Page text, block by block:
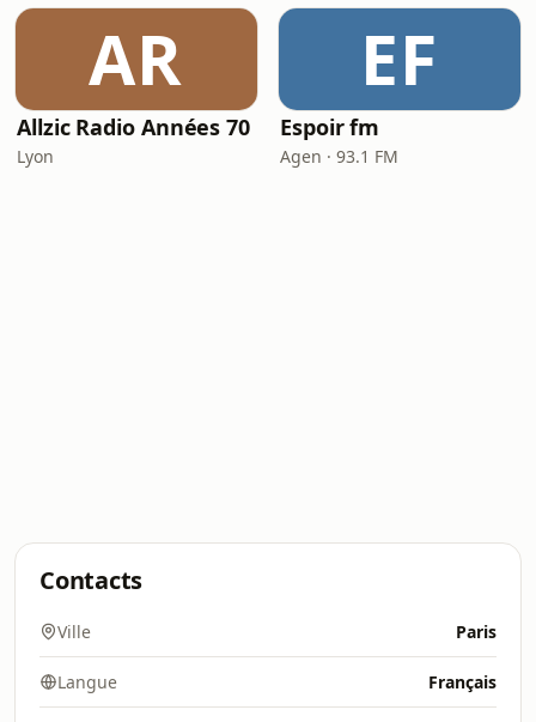
AR
Allzic Radio Années 70
Lyon
EF
Espoir fm
Agen · 93.1 FM
Contacts
Ville Paris
Langue Français